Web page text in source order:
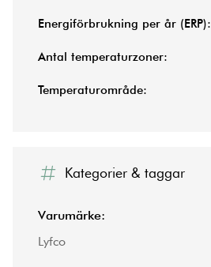
Energiförbrukning per år (ERP):
Antal temperaturzoner:
Temperaturområde:
Kategorier & taggar
Varumärke:
Lyfco